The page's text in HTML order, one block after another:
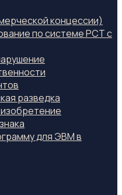
концессии)
по системе PCT с
разведка
для ЭВМ в